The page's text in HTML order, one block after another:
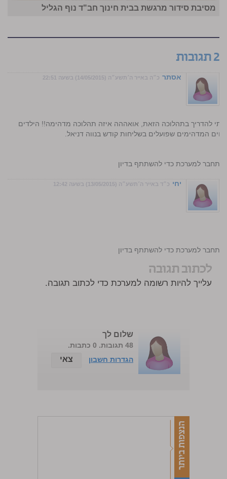
מסיבת סידור מרגשת בבית חינוך חב"ד נוף הגליל
2 תגובות
אסתר כ״ה באייר ה׳תשע״ה (14/05/2015) בשעה 22:51
להדריך בתהלוכה הזאת, אואההה איזה תהלוכה מדהימה!! הילדים
המדהימים שפועלים בשליחות קודש בנווה דניאל.
התחבר למערכת כדי להשתתף בדיון
יחי כ״ד באייר ה׳תשע״ה (13/05/2015) בשעה 12:42
התחבר למערכת כדי להשתתף בדיון
לכתוב תגובה
עלייך להיות רשומה למערכת כדי לכתוב תגובה.
שלום לך
48 תגובות. 0 כתבות.
הגדרות חשבון
צאי